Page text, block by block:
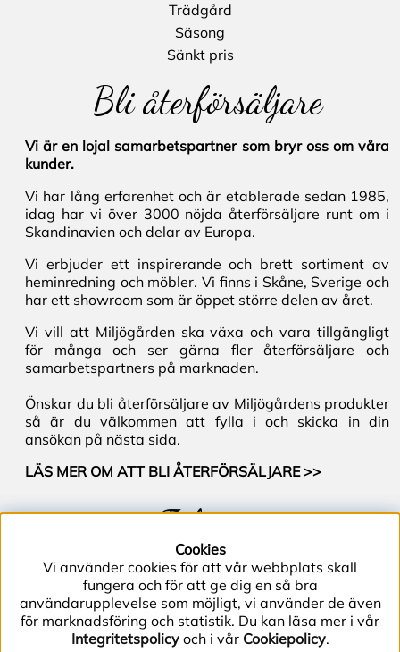
Trädgård
Säsong
Sänkt pris
Bli återförsäljare
Vi är en lojal samarbetspartner som bryr oss om våra
kunder.
Vi har lång erfarenhet och är etablerade sedan 1985,
idag har vi över 3000 nöjda återförsäljare runt om i
Skandinavien och delar av Europa.
Vi erbjuder ett inspirerande och brett sortiment av
heminredning och möbler. Vi finns i Skåne, Sverige och
har ett showroom som är öppet större delen av året.
Vi vill att Miljögården ska växa och vara tillgängligt
för många och ser gärna fler återförsäljare och
samarbetspartners på marknaden.
Önskar du bli återförsäljare av Miljögårdens produkter
så är du välkommen att fylla i och skicka in din
ansökan på nästa sida.
LÄS MER OM ATT BLI ÅTERFÖRSÄLJARE >>
Följ oss
Cookies
Vi använder cookies för att vår webbplats skall
fungera och för att ge dig en så bra
användarupplevelse som möjligt, vi använder de även
för marknadsföring och statistik. Du kan läsa mer i vår
Integritetspolicyoch i vår Cookiepolicy.